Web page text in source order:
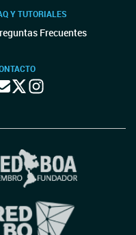
Y TUTORIALES
Frecuentes